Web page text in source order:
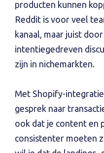
producten kunnen
Reddit is voor veel
kanaal, maar juist
intentiegedreven
zijn in nichemarkten.
Met Shopify-
gesprek naar
ook dat je content en
consistenter moeten